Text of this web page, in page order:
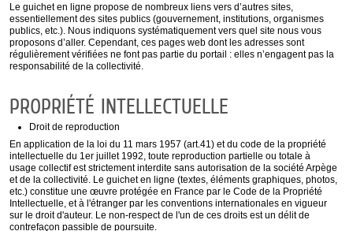
Le guichet en ligne propose de nombreux liens vers d’autres sites,
essentiellement des sites publics (gouvernement, institutions, organismes
publics, etc.). Nous indiquons systématiquement vers quel site nous vous
proposons d’aller. Cependant, ces pages web dont les adresses sont
régulièrement vérifiées ne font pas partie du portail : elles n’engagent pas la
responsabilité de la collectivité.
PROPRIÉTÉ INTELLECTUELLE
Droit de reproduction
En application de la loi du 11 mars 1957 (art.41) et du code de la propriété
intellectuelle du 1er juillet 1992, toute reproduction partielle ou totale à
usage collectif est strictement interdite sans autorisation de la société Arpège
et de la collectivité. Le guichet en ligne (textes, éléments graphiques, photos,
etc.) constitue une œuvre protégée en France par le Code de la Propriété
Intellectuelle, et à l'étranger par les conventions internationales en vigueur
sur le droit d'auteur. Le non-respect de l'un de ces droits est un délit de
contrefaçon passible de poursuite.